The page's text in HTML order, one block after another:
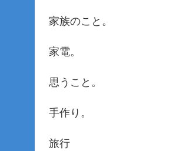
家族のこと。
家電。
思うこと。
手作り。
旅行